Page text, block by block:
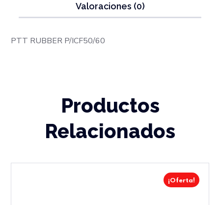
Valoraciones (0)
PTT RUBBER P/ICF50/60
Productos
Relacionados
¡Oferta!